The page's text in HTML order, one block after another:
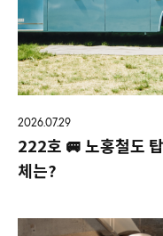
2026.07.29
222호 🚐 노홍철도
체는?